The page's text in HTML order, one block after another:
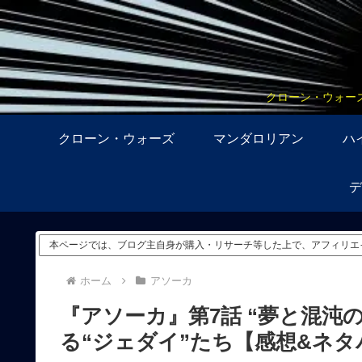
クローン・ウォー
クローン・ウォーズ マンダロリアン ハ
本ページでは、ブログ主自身が購入・リサーチ等した上で、アフィリ
ホーム アソーカ
『アソーカ』第7話 “夢と混
る“ジェダイ”たち【感想&ネ